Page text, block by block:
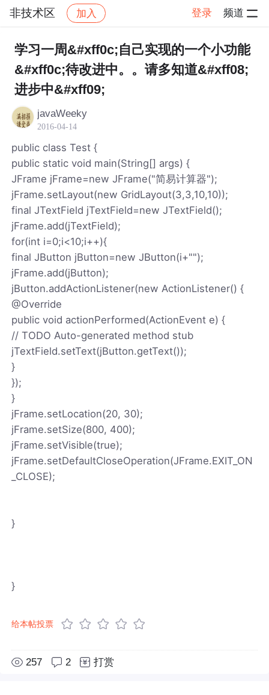
非技术区 加入 登录 频道
社区 非技术区 帖子详情
学习一周&#xff0c;自己实现的一个小功能
&#xff0c;待改进中。。请多知道&#xff08;
进步中&#xff09;
javaWeeky
2016-04-14
public class Test {
public static void main(String[] args) {
JFrame jFrame=new JFrame("简易计算器");
jFrame.setLayout(new GridLayout(3,3,10,10));
final JTextField jTextField=new JTextField();
jFrame.add(jTextField);
for(int i=0;i<10;i++){
final JButton jButton=new JButton(i+"");
jFrame.add(jButton);
jButton.addActionListener(new ActionListener() {
@Override
public void actionPerformed(ActionEvent e) {
// TODO Auto-generated method stub
jTextField.setText(jButton.getText());
}
});
}
jFrame.setLocation(20, 30);
jFrame.setSize(800, 400);
jFrame.setVisible(true);
jFrame.setDefaultCloseOperation(JFrame.EXIT_ON
_CLOSE);
}
}
给本帖投票
257 2 打赏